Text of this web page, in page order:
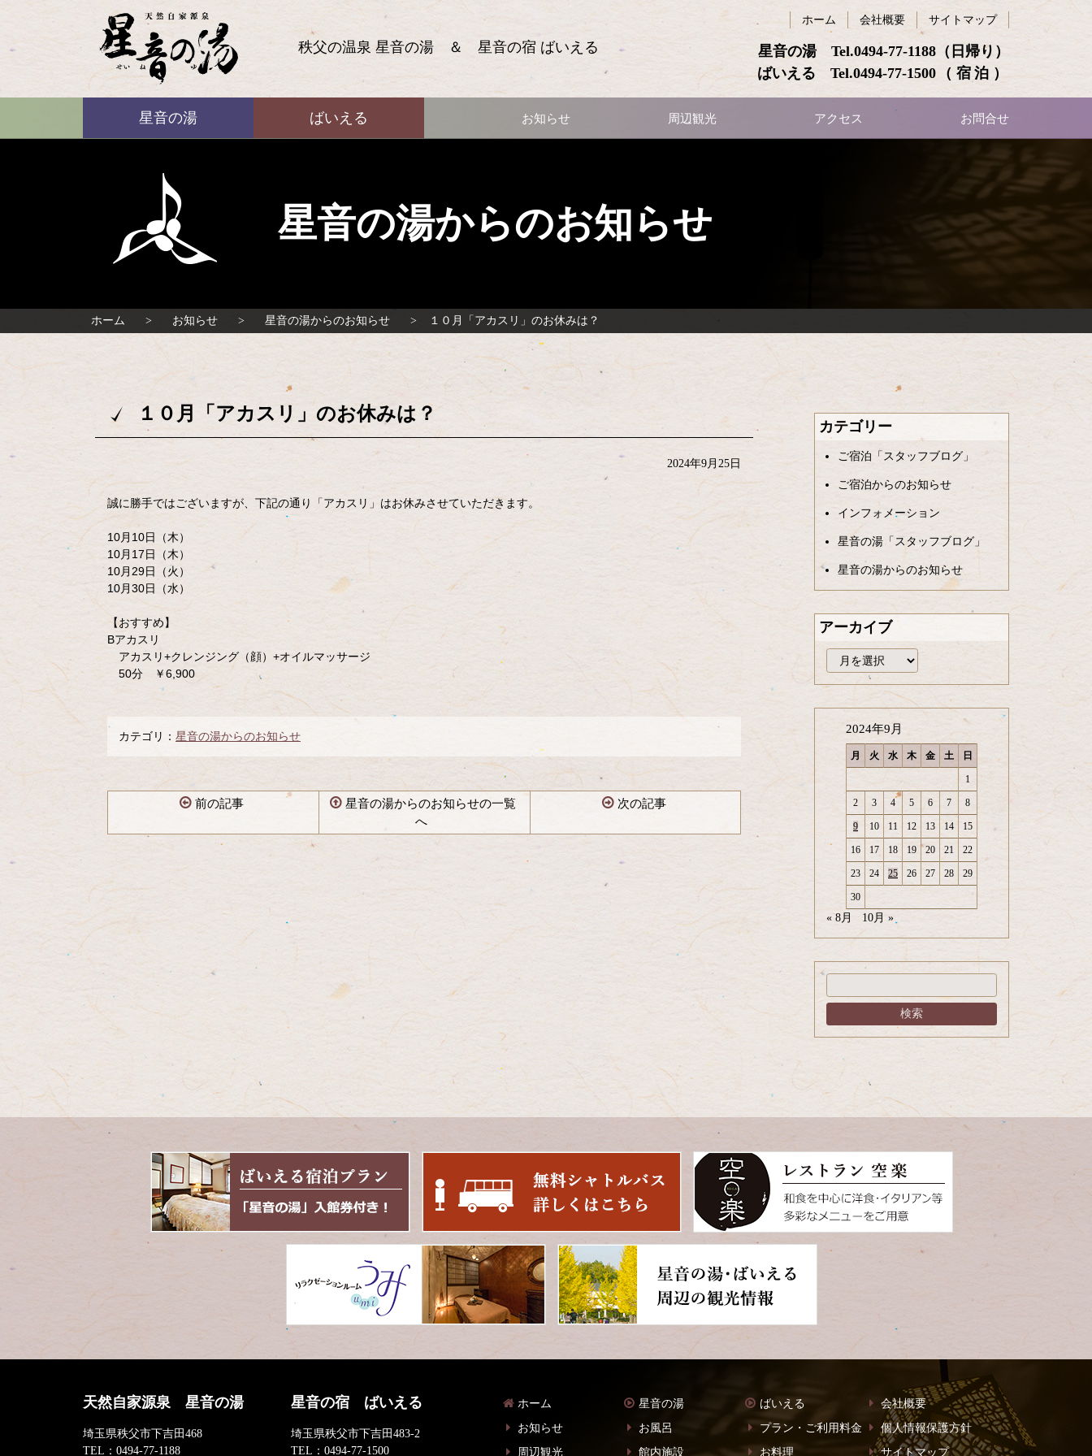
ばいえる
秩父の温泉 星音の湯 ＆ 星音の宿 ばいえる 星音の湯 Tel.0494-77-1188 （日帰り）
ばいえる Tel.0494-77-1500 （宿泊）
ホーム 会社概要 サイトマップ
星音の湯 ばいえる お知らせ 周辺観光 アクセス お問合せ
星音の湯からのお知らせ
ホーム お知らせ 星音の湯からのお知らせ １０月「アカスリ」のお休みは？
カテゴリー
ご宿泊「スタッフブログ」
ご宿泊からのお知らせ
インフォメーション
星音の湯「スタッフブログ」
星音の湯からのお知らせ
アーカイブ
ー
カ
イ
2024年9月
月 火 水 木 金 土 日
1
2 3 4 5 6 7 8
9 10 11 12 13 14 15
16 17 18 19 20 21 22
23 24 25 26 27 28 29
30
« 8月 10月 »
１０月「アカスリ」のお休みは？
2024年9月25日
誠に勝手ではございますが、下記の通り「アカスリ」はお休みさせていただきます。
10月10日（木）
10月17日（木）
10月29日（火）
10月30日（水）
【おすすめ】
Bアカスリ
アカスリ+クレンジング（顔）+オイルマッサージ
50分 ￥6,900
カテゴリ： 星音の湯からのお知らせ
前の記事
星音の湯からのお知らせの一覧
へ
次の記事
ン
本
文
の
頭
へ
天然自家源泉 星音の湯
埼玉県秩父市下吉田468
TEL： 0494-77-1188
星音の宿 ばいえる
埼玉県秩父市下吉田483-2
TEL：0494-77-1500
ホーム
お知らせ
周辺観光
星音の湯
お風呂
館内施設
ばいえる
プラン・ご利用料金
お料理
会社概要
個人情報保護方針
サイトマップ